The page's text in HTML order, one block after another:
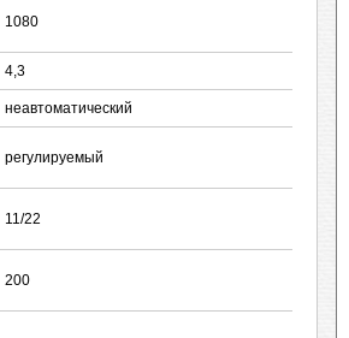
1080
4,3
неавтоматический
регулируемый
11/22
200